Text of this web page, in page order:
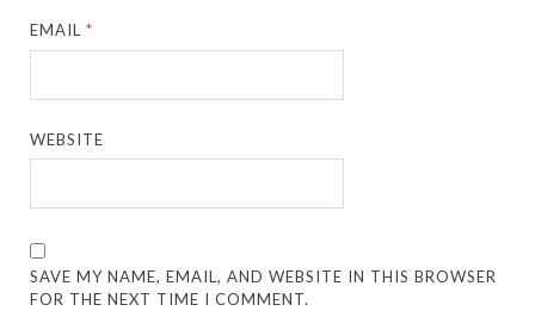
EMAIL*
WEBSITE
SAVE MY NAME, EMAIL, AND WEBSITE IN THIS BROWSER
FOR THE NEXT TIME I COMMENT.